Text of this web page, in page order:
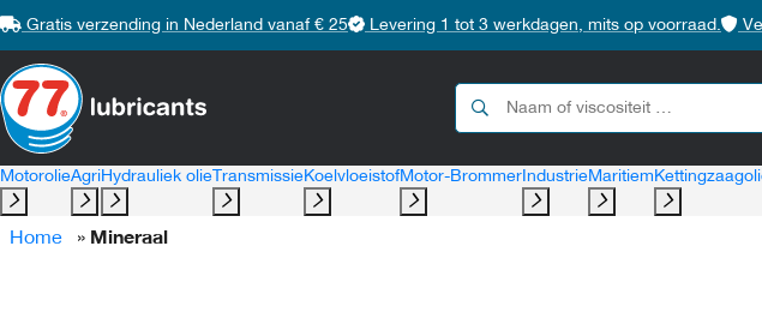
Gratis verzending in Nederland vanaf € 25 Levering 1 tot 3 werkdagen, mits op voorraad.
MotorolieAgriHydrauliek olie TransmissieKoelvloeistofMotor-Brommer IndustrieMaritiem
Home » Mineraal